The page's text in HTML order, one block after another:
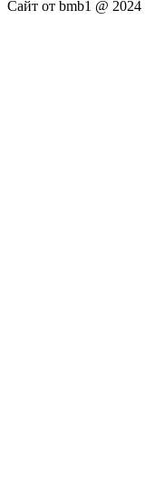
Сайт от bmb1 @ 2024